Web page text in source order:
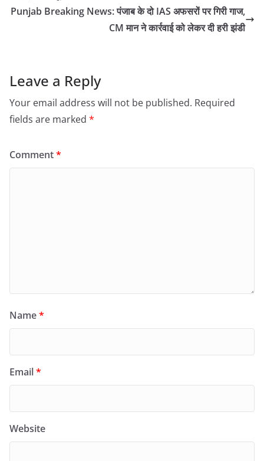
Punjab Breaking News: पंजाब के दो IAS अफसरों पर गिरी गाज,
CM मान ने कार्रवाई को लेकर दी हरी झंडी
Leave a Reply
Your email address will not be published. Required
fields are marked *
Comment*
Name*
Email*
Website